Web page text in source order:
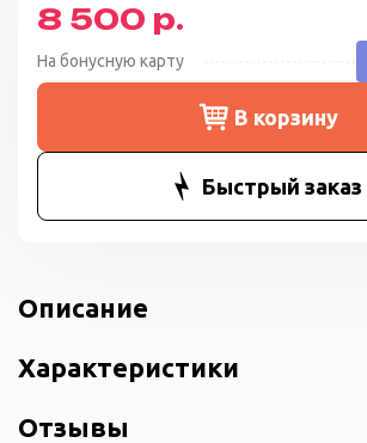
8 500 р.
На бонусную карту
В корзину
Быстрый заказ
Описание
Характеристики
Отзывы